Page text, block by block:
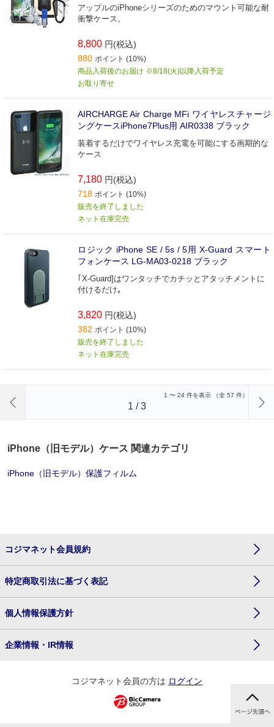
アップルのiPhoneシリーズのためのマウント可能な耐
衝撃ケース。
8,800 円(税込)
880 ポイント (10%)
商品入荷後のお届け ※8/18(火)以降入荷予定
お取り寄せ
AIRCHARGE Air Charge MFi ワイヤレスチャージ
ングケースiPhone7Plus用 AIR0338 ブラック
装着するだけでワイヤレス充電を可能にする画期的な
ケース
7,180 円(税込)
718 ポイント (10%)
販売を終了しました
ネット在庫完売
ロジック iPhone SE / 5s / 5用 X-Guard スマート
フォンケース LG-MA03-0218 ブラック
｢X-Guard]はワンタッチでカチッとアタッチメントに
付けるだけ｡
3,820 円(税込)
382 ポイント (10%)
販売を終了しました
ネット在庫完売
1 〜 24 件を表示 （全 57 件）
1 /3
iPhone（旧モデル）ケース 関連カテゴリ
iPhone（旧モデル）保護フィルム
コジマネット会員規約
特定商取引法に基づく表記
個人情報保護方針
企業情報・IR情報
コジマネット会員の方は ログイン